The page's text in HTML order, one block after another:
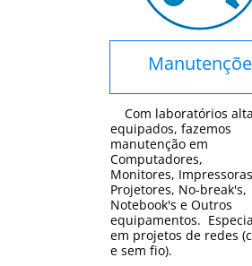
Com laboratórios
equipados, fazemos
manutenção em
Computadores,
Monitores,
Projetores, No-break's,
Notebook's e Outros
equipamentos.
em projetos de redes
e sem fio).